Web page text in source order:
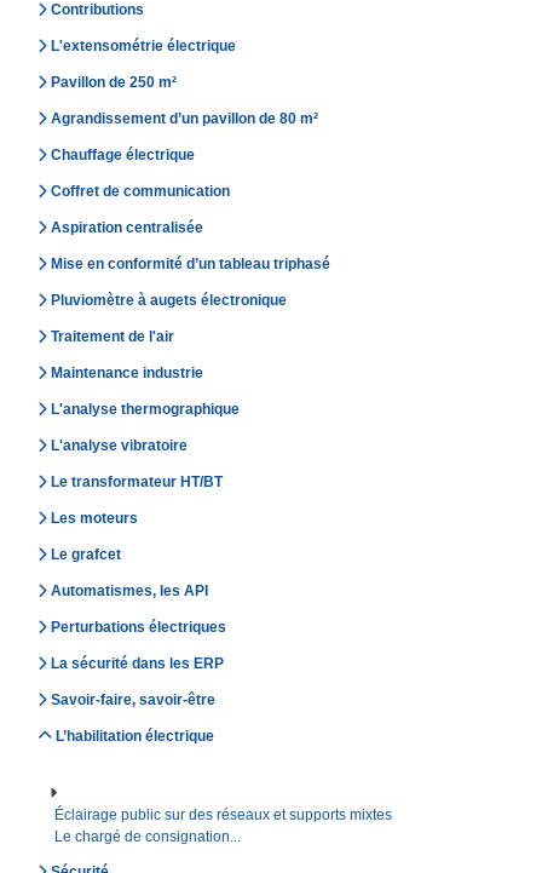
Contributions
L'extensométrie électrique
Pavillon de 250 m²
Agrandissement d’un pavillon de 80 m²
Chauffage électrique
Coffret de communication
Aspiration centralisée
Mise en conformité d’un tableau triphasé
Pluviomètre à augets électronique
Traitement de l'air
Maintenance industrie
L'analyse thermographique
L'analyse vibratoire
Le transformateur HT/BT
Les moteurs
Le grafcet
Automatismes, les API
Perturbations électriques
La sécurité dans les ERP
Savoir-faire, savoir-être
L’habilitation électrique
Éclairage public sur des réseaux et supports mixtes
Le chargé de consignation...